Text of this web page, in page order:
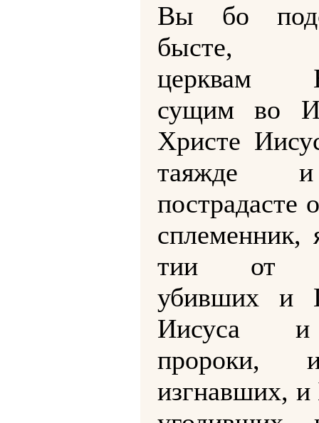
Вы бо
бысте,
церквам
сущим во
Христе
таяжде
пострадасте
сплеменник,
тии от
убивших и
Иисуса
пророки,
изгнавших, и